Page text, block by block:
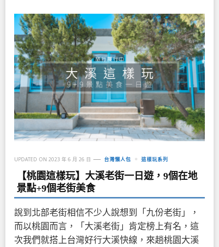
UPDATED ON 2023 年 6 月 26 日 台灣懶人包 這樣玩系列
【桃園這樣玩】大溪老街一日遊，9個在地
景點+9個老街美食
說到北部老街相信不少人說想到「九份老街」，
而以桃園而言，「大溪老街」肯定榜上有名，這
次我們就搭上台灣好行大溪快線，來趟桃園大溪